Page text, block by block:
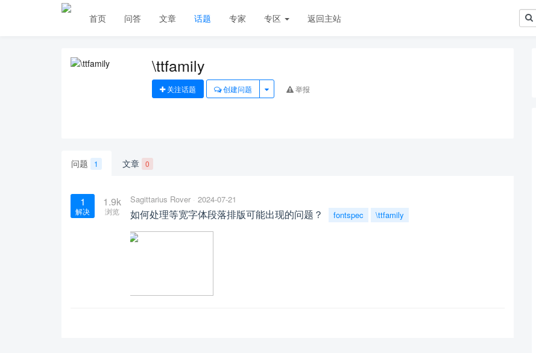
首页 问答 文章 话题 专家 专区 返回主站
\ttfamily
关注话题 创建问题 举报
问题 1 文章 0
1
解决
1.9k
浏览
Sagittarius Rover 2024-07-21
如何处理等宽字体段落排版可能出现的问题？ fontspec \ttfamily